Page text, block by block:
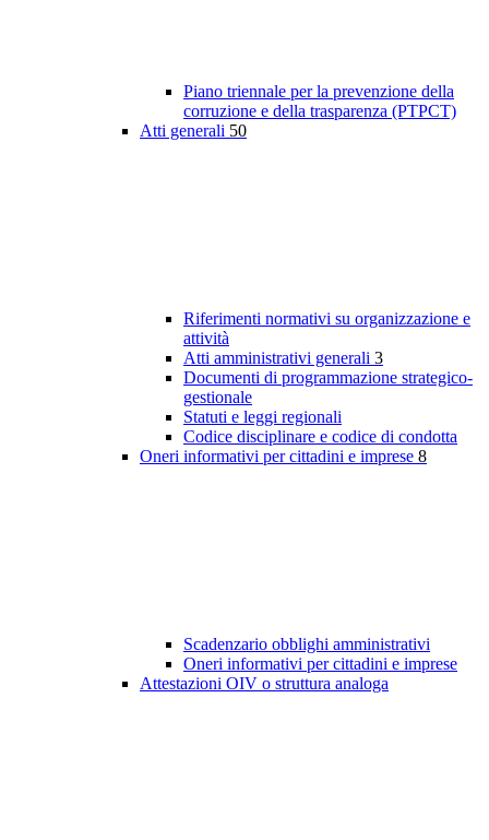
Piano triennale per la prevenzione della
corruzione e della trasparenza (PTPCT)
Atti generali 50
Riferimenti normativi su organizzazione e
attività
Atti amministrativi generali 3
Documenti di programmazione strategico-
gestionale
Statuti e leggi regionali
Codice disciplinare e codice di condotta
Oneri informativi per cittadini e imprese 8
Scadenzario obblighi amministrativi
Oneri informativi per cittadini e imprese
Attestazioni OIV o struttura analoga